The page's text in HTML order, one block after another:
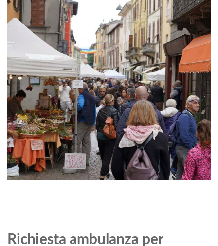
Richiesta ambulanza per